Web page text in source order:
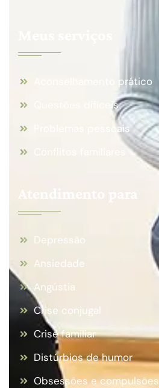
Aconselhamento prático
Questões difíceis
Problemas pessoais
Atendimento para
Depressão
Ansiedade
Angústia
Crise conjugal
Crise familiar
Distúrbios de humor
Obsessões e compulsões